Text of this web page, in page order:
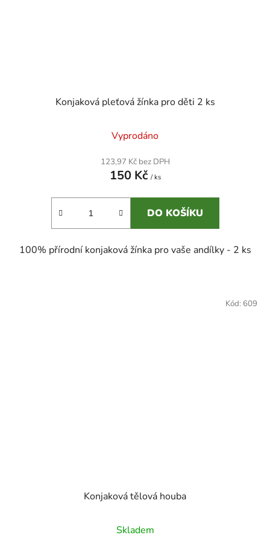
Konjaková pleťová žínka pro děti 2 ks
Vyprodáno
123,97 Kč bez DPH
150 Kč / ks
DO KOŠÍKU
100% přírodní konjaková žínka pro vaše andílky - 2 ks
Konjaková tělová houba
Skladem
Kód: 609